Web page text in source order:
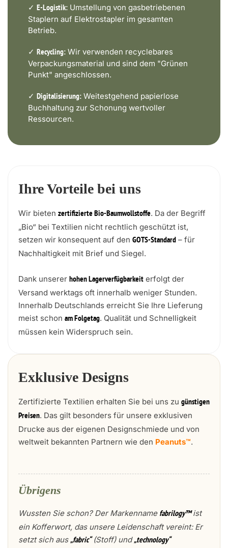
✓ E-Logistik: Umstellung von gasbetriebenen
Staplern auf Elektrostapler im gesamten
Betrieb.
✓ Recycling: Wir verwenden recyclebares
Verpackungsmaterial und sind dem "Grünen
Punkt" angeschlossen.
✓ Digitalisierung: Weitestgehend papierlose
Buchhaltung zur Schonung wertvoller
Ressourcen.
Ihre Vorteile bei uns
Wir bieten zertifizierte Bio-Baumwollstoffe. Da der Begriff
„Bio“ bei Textilien nicht rechtlich geschützt ist,
setzen wir konsequent auf den GOTS-Standard – für
Nachhaltigkeit mit Brief und Siegel.
Dank unserer hohen Lagerverfügbarkeit erfolgt der
Versand werktags oft innerhalb weniger Stunden.
Innerhalb Deutschlands erreicht Sie Ihre Lieferung
meist schon am Folgetag. Qualität und Schnelligkeit
müssen kein Widerspruch sein.
Exklusive Designs
Zertifizierte Textilien erhalten Sie bei uns zu günstigen
Preisen. Das gilt besonders für unsere exklusiven
Drucke aus der eigenen Designschmiede und von
weltweit bekannten Partnern wie den Peanuts™.
Übrigens
Wussten Sie schon? Der Markenname fabrilogy™ist
ein Kofferwort, das unsere Leidenschaft vereint: Er
setzt sich aus„fabric“(Stoff) und„technology“